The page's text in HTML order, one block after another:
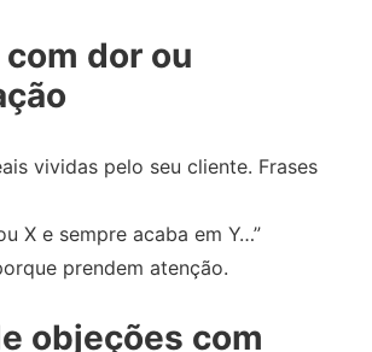
dor ou
vividas pelo seu cliente. Frases
X e sempre acaba em Y…”
prendem atenção.
objeções com